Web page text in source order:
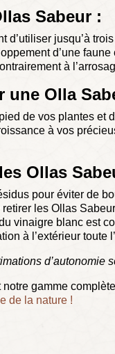
Sabeur :
d’utiliser jusqu’à
d’une
à
une Olla
pied de vos plantes
à vos
Ollas
pour éviter de
les Ollas
vinaigre blanc est
à l’extérieur
gamme
de la nature !